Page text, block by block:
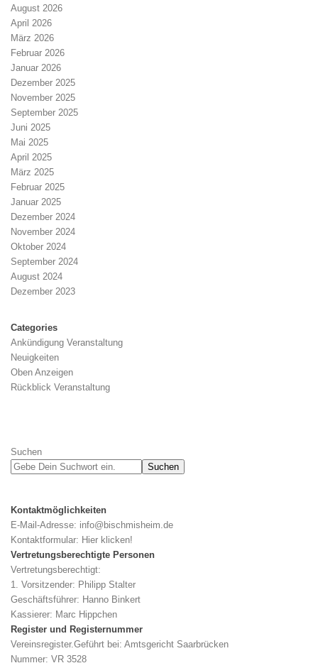
August 2026
April 2026
März 2026
Februar 2026
Januar 2026
Dezember 2025
November 2025
September 2025
Juni 2025
Mai 2025
April 2025
März 2025
Februar 2025
Januar 2025
Dezember 2024
November 2024
Oktober 2024
September 2024
August 2024
Dezember 2023
Categories
Ankündigung Veranstaltung
Neuigkeiten
Oben Anzeigen
Rückblick Veranstaltung
Suchen
Suchen
Kontaktmöglichkeiten
E-Mail-Adresse: info@bischmisheim.de
Kontaktformular: Hier klicken!
Vertretungsberechtigte Personen
Vertretungsberechtigt:
1. Vorsitzender: Philipp Stalter
Geschäftsführer: Hanno Binkert
Kassierer: Marc Hippchen
Register und Registernummer
Vereinsregister.Geführt bei: Amtsgericht Saarbrücken
Nummer: VR 3528